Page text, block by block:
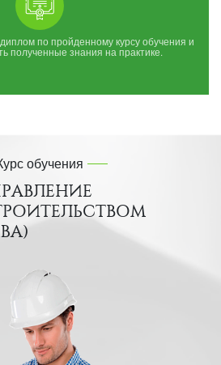
по пройденному курсу обучения и
полученные знания на практике.
обучения